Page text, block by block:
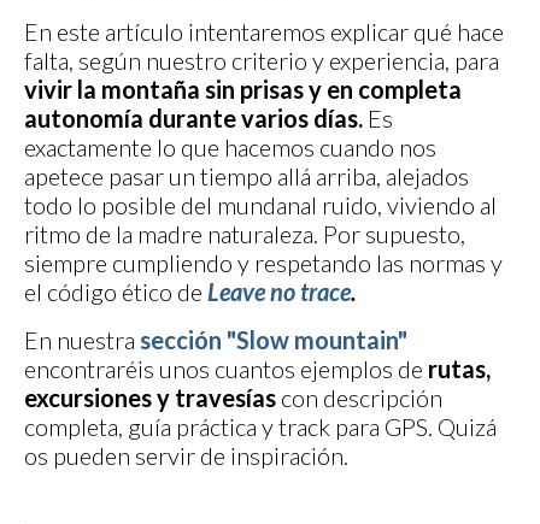
En este artículo intentaremos explicar qué hace
falta, según nuestro criterio y experiencia, para
vivir la montaña sin prisas y en completa
autonomía durante varios días. Es
exactamente lo que hacemos cuando nos
apetece pasar un tiempo allá arriba, alejados
todo lo posible del mundanal ruido, viviendo al
ritmo de la madre naturaleza. Por supuesto,
siempre cumpliendo y respetando las normas y
el código ético de Leave no trace.
En nuestra sección "Slow mountain"
encontraréis unos cuantos ejemplos de rutas,
excursiones y travesías con descripción
completa, guía práctica y track para GPS. Quizá
os pueden servir de inspiración.